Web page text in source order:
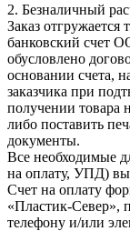
2. Безналичный
Заказ отгружается
банковский счет
обусловлено
основании счета,
заказчика при
получении товара
либо поставить
документы.
Все необходимые
на оплату, УПД)
Счет на оплату
«Пластик-Север»,
телефону и/или